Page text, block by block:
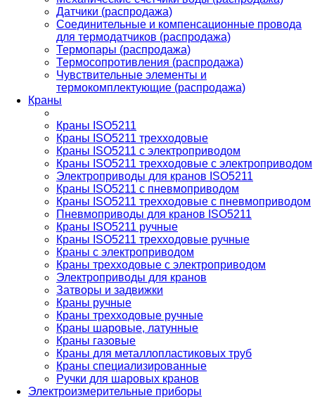
Датчики (распродажа)
Соединительные и компенсационные провода
для термодатчиков (распродажа)
Термопары (распродажа)
Термосопротивления (распродажа)
Чувствительные элементы и
термокомплектующие (распродажа)
Краны
Краны ISO5211
Краны ISO5211 трехходовые
Краны ISO5211 с электроприводом
Краны ISO5211 трехходовые с электроприводом
Электроприводы для кранов ISO5211
Краны ISO5211 с пневмоприводом
Краны ISO5211 трехходовые с пневмоприводом
Пневмоприводы для кранов ISO5211
Краны ISO5211 ручные
Краны ISO5211 трехходовые ручные
Краны с электроприводом
Краны трехходовые с электроприводом
Электроприводы для кранов
Затворы и задвижки
Краны ручные
Краны трехходовые ручные
Краны шаровые, латунные
Краны газовые
Краны для металлопластиковых труб
Краны специализированные
Ручки для шаровых кранов
Электроизмерительные приборы